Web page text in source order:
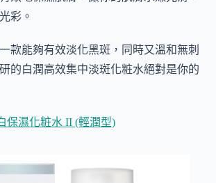
彩。
款能夠有效淡化黑斑，同時又溫和無刺
的白潤高效集中淡斑化粧水絕對是你的
保濕化粧水 II (輕潤型)